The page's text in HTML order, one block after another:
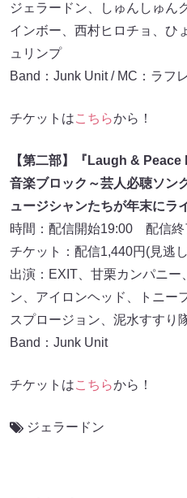
ジェラードン、しゅんしゅん
インボー、西村ヒロチョ、ひ
ュリンプ
Band：Junk Unit / MC：ラフ
チケットはこちらから！
【第二部】『Laugh &
音楽ブロック～芸人必聴ソン
ュージシャンたちが年末にラ
時間：配信開始19:00 配信終
チケット：配信1,440円(見逃
出演：EXIT、甘栗カンパニー
ン、アイロンヘッド、トニー
スプロージョン、泥水すすり
Band：Junk Unit
チケットはこちらから！
ジェラードン